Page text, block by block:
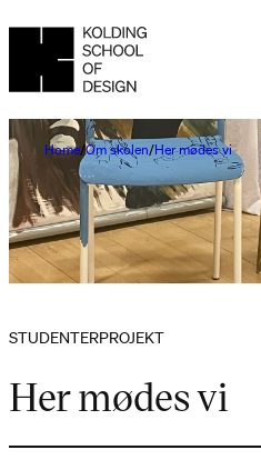
Home Om skolen Her mødes vi
STUDENTERPROJEKT
Her mødes vi